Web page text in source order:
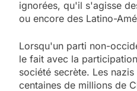
ignorées, qu'il s'agisse
ou encore des Latino-
Lorsqu'un parti non-
le fait avec la
société secrète. Les
centaines de millions de